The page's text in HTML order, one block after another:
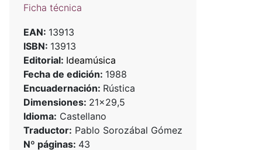
Ficha técnica
EAN: 13913
ISBN: 13913
Editorial: Ideamúsica
Fecha de edición: 1988
Encuadernación: Rústica
Dimensiones: 21x29,5
Idioma: Castellano
Traductor: Pablo Sorozábal Gómez
Nº páginas: 43